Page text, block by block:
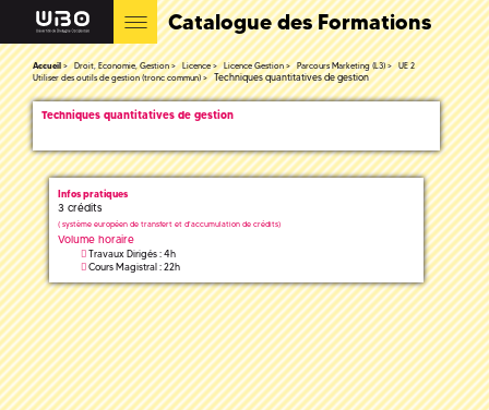
Catalogue des Formations
Accueil Droit, Economie, Gestion Licence Licence Gestion Parcours Marketing (L3)
UE 2
Utiliser des outils de gestion (tronc commun)
Techniques quantitatives de gestion
Techniques quantitatives de gestion
Infos pratiques
3 crédits
( système européen de transfert et d'accumulation de crédits)
Volume horaire
Travaux Dirigés : 4h
Cours Magistral : 22h